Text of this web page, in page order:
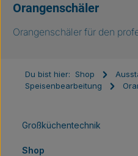
Orangenschäler
Orangenschäler für den
Du bist hier: Shop
Speisenbearbeitung
Großküchentechnik
Shop